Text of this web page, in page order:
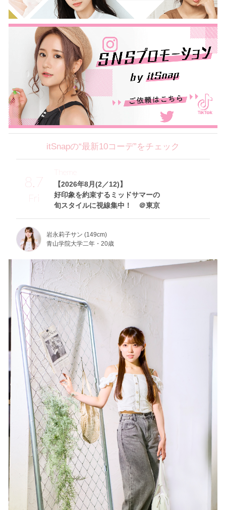
itSnapの“最新10コーデ”をチェック
8.7
Fri
【2026年8月(2／12)】
好印象を約束するミッドサマーの
旬スタイルに視線集中！ ＠東京
Theme
岩永莉子サン (149cm)
青山学院大学二年・20歳